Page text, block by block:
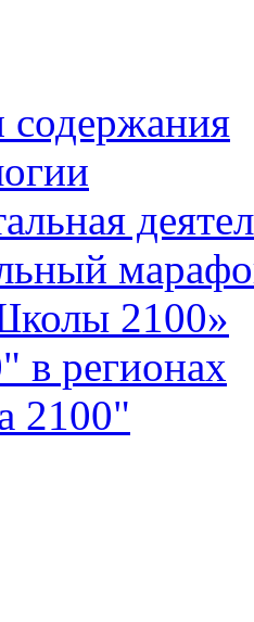
содержания
2100»
в регионах
2100"